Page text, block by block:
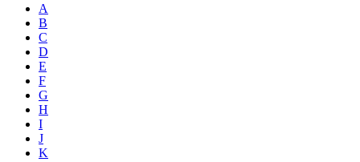
A
B
C
D
E
F
G
H
I
J
K